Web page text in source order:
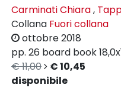
Carminati Chiara,
Collana Fuori collana
ottobre 2018
pp. 26 board book
€ 11,00
€ 10,45
disponibile